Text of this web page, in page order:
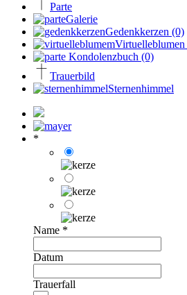
Parte
Galerie
Gedenkkerzen (0)
Virtuelleblumen
Kondolenzbuch (0)
Trauerbild
Sternenhimmel
*
Name *
Datum
Trauerfall